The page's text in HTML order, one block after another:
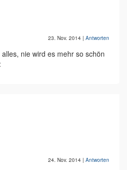
23. Nov. 2014 | Antworten
nie wird es mehr so schön
24. Nov. 2014 | Antworten